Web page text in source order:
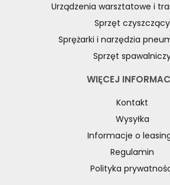
Urządzenia warsztatowe i
Sprzęt czyszczący
Sprężarki i narzędzia
Sprzęt
WIĘCEJ
Kontakt
Wysyłka
Informacje o
Regulamin
Polityka